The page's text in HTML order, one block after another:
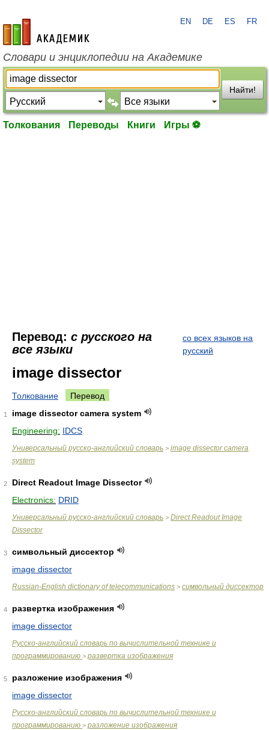
academic.ru
EN DE ES FR
Словари и энциклопедии на Академике
Найти!
Толкования Переводы Книги Игры ⚽
Перевод: с русского на
все языки
со всех языков на
русский
image dissector
Толкование Перевод
1
image dissector camera system
Engineering: IDCS
Универсальный русско-английский словарь > image dissector camera
system
2
Direct Readout Image Dissector
Electronics: DRID
Универсальный русско-английский словарь > Direct Readout Image
Dissector
3
символьный диссектор
image dissector
Russian-English dictionary of telecommunications > символьный диссектор
4
развертка изображения
image dissector
Русско-английский словарь по вычислительной технике и
программированию > развертка изображения
5
разложение изображения
image dissector
Русско-английский словарь по вычислительной технике и
программированию > разложение изображения